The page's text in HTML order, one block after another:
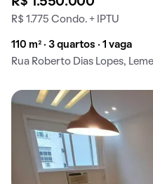
R$ 1.775 Condo. + IPTU
110 m² · 3 quartos · 1 vaga
Rua Roberto Dias Lopes,